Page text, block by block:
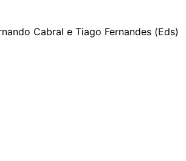
Cabral e Tiago Fernandes (Eds)